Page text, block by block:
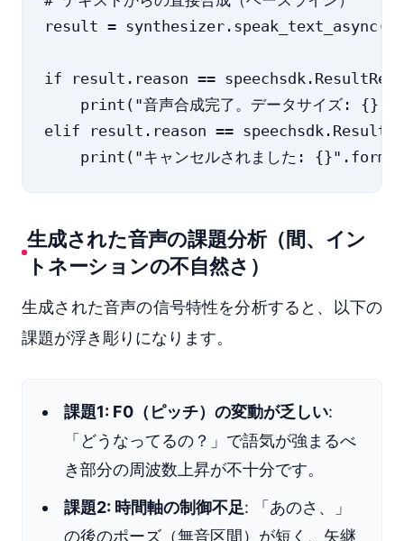
result =
if result.reason ==
print("音声合成完了。データサイズ:
elif result.reason ==
生成された音声の課題分析（間、イン
トネーションの不自然さ）
生成された音声の信号特性を分析すると、以下の
課題が浮き彫りになります。
課題1: F0（ピッチ）の変動が乏しい:
「どうなってるの？」で語気が強まるべ
き部分の周波数上昇が不十分です。
課題2: 時間軸の制御不足: 「あのさ、」
の後のポーズ（無音区間）が短く、矢継